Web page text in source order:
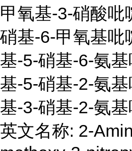
甲氧基-3-硝酸吡
硝基-6-甲氧基吡
基-5-硝基-6-氨
基-5-硝基-2-氨
基-3-硝基-2-氨基
英文名称: 2-